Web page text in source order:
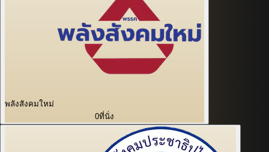
พลังสังคมใหม่
0ที่นั่ง